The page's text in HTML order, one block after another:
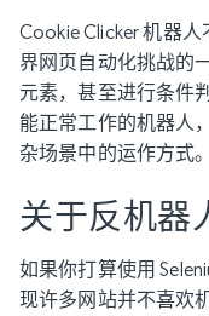
Cookie Clicker 机器
界网页自动化挑战的
元素，甚至进行条件
能正常工作的机器人
杂场景中的运作方式。
关于反机器
如果你打算使用
现许多网站并不喜欢